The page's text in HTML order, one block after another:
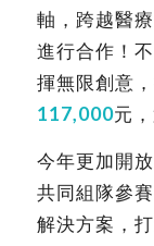
軸，跨越醫療
進行合作！
揮無限創意
117,000元
今年更加開
共同組隊參賽
解決方案，